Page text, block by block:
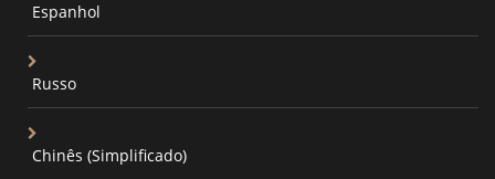
Espanhol
Russo
Chinês (Simplificado)